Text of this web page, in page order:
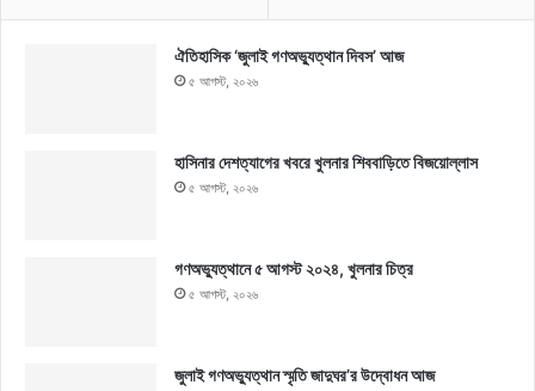
ঐতিহাসিক ‘জুলাই গণঅভ্যুত্থান দিবস’ আজ
৫ আগস্ট, ২০২৬
হাসিনার দেশত্যাগের খবরে খুলনার শিববাড়িতে বিজয়োল্লাস
৫ আগস্ট, ২০২৬
গণঅভ্যুত্থানে ৫ আগস্ট ২০২৪, খুলনার চিত্র
৫ আগস্ট, ২০২৬
জুলাই গণঅভ্যুত্থান স্মৃতি জাদুঘর’র উদ্বোধন আজ